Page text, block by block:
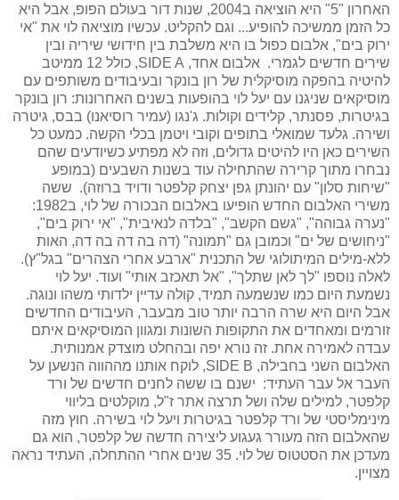
האחרון "5" היא הוציאה ב2004, שנות דור בעולם הפופ, אבל היא
כל הזמן ממשיכה להופיע... וגם להקליט. עכשיו מוציאה לוי את "אי
ירוק בים", אלבום כפול בו היא משלבת בין חידושי שיריה ובין
שירים חדשים לגמרי. אלבום אחד, SIDE A
, כולל 12 ממיטב
להיטיה בהפקה מוסיקלית של רון בונקר ובעיבודים משותפים עם
מוסיקאים שניגנו עם יעל לוי בהופעות בשנים האחרונות: רון בונקר
בגיטרות, פסנתר, קלידים וקולות. ג'נגו (עמיר רוסיאנו) בבס, גיטרה
ושירה. גלעד שמואלי בתופים וקובי ויטמן בכלי הקשה. כמעט כל
השירים כאן היו להיטים גדולים, וזה לא מפתיע כשיודעים שהם
נבחרו מתוך קרירה שהתחילה עוד בשנות השבעים (במופע
"שיחות סלון" עם יהונתן גפן יצחק קלפטר ודויד ברוזה). ששה
משירי האלבום החדש הופיעו באלבום הבכורה של לוי, ב1982:
"נערה גבוהה", "גשם הקשב", "בלדה לנאיבית", "אי ירוק בים",
"ניחושים של ים" וכמובן גם "תמונה" (דה בה דה בה דה, האות
ללא-מילים המיתולוגי של התכנית "ארבע אחרי הצהרים" בגל"ץ).
לאלה נוספו "לך לאן שתלך", "אל תאכזב אותי" ועוד. יעל לוי
נשמעת היום כמו שנשמעה תמיד, קולה עדיין ילדותי משהו ונוגה.
אבל היום היא שרה הרבה יותר טוב מבעבר, העיבודים החדשים
זורמים ומאחדים את התקופות השונות ומגוון המוסיקאים איתם
עבדה לאמירה אחת. זה נורא יפה ובהחלט מוצדק אמנותית.
האלבום השני בחבילה, SIDE B, לוקח אותנו מההווה הנשען על
העבר אל עבר העתיד: ישנם בו ששה לחנים חדשים של ורד
קלפטר, למילים שלה ושל תרצה אתר ז"ל, מוקלטים בליווי
מינימליסטי של ורד קלפטר בגיטרות ויעל לוי בשירה. חוץ מזה
שהאלבום הזה מעורר געגוע ליצירה חדשה של קלפטר, הוא גם
מעדכן את הסטטוס של לוי. 35 שנים אחרי ההתחלה, העתיד נראה
מצויין.